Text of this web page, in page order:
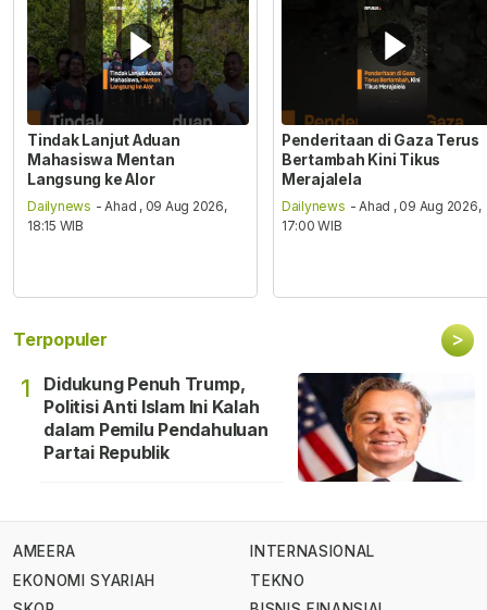
Tindak Lanjut Aduan
Mahasiswa Mentan
Langsung ke Alor
Dailynews - Ahad , 09 Aug 2026,
18:15 WIB
Penderitaan di Gaza Terus
Bertambah Kini Tikus
Merajalela
Dailynews - Ahad , 09 Aug 2026,
17:00 WIB
Terpopuler >
1
Didukung Penuh Trump,
Politisi Anti Islam Ini Kalah
dalam Pemilu Pendahuluan
Partai Republik
AMEERA
EKONOMI SYARIAH
INTERNASIONAL
TEKNO